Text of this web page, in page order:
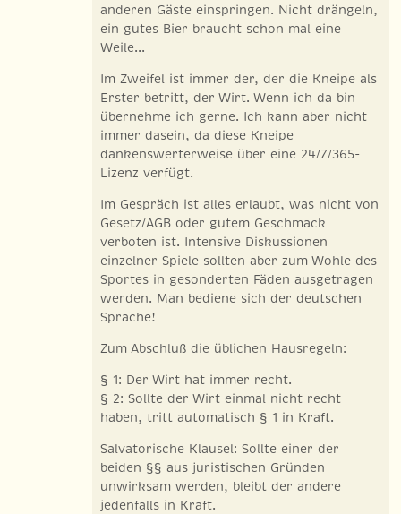
anderen Gäste einspringen. Nicht drängeln,
ein gutes Bier braucht schon mal eine
Weile...
Im Zweifel ist immer der, der die Kneipe als
Erster betritt, der Wirt. Wenn ich da bin
übernehme ich gerne. Ich kann aber nicht
immer dasein, da diese Kneipe
dankenswerterweise über eine 24/7/365-
Lizenz verfügt.
Im Gespräch ist alles erlaubt, was nicht von
Gesetz/AGB oder gutem Geschmack
verboten ist. Intensive Diskussionen
einzelner Spiele sollten aber zum Wohle des
Sportes in gesonderten Fäden ausgetragen
werden. Man bediene sich der deutschen
Sprache!
Zum Abschluß die üblichen Hausregeln:
§ 1: Der Wirt hat immer recht.
§ 2: Sollte der Wirt einmal nicht recht
haben, tritt automatisch § 1 in Kraft.
Salvatorische Klausel: Sollte einer der
beiden §§ aus juristischen Gründen
unwirksam werden, bleibt der andere
jedenfalls in Kraft.